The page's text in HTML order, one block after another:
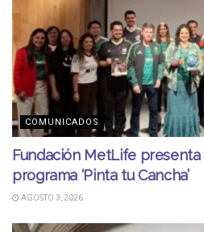
COMUNICADOS
Fundación MetLife
programa ‘Pinta tu Cancha’
AGOSTO 3, 2026